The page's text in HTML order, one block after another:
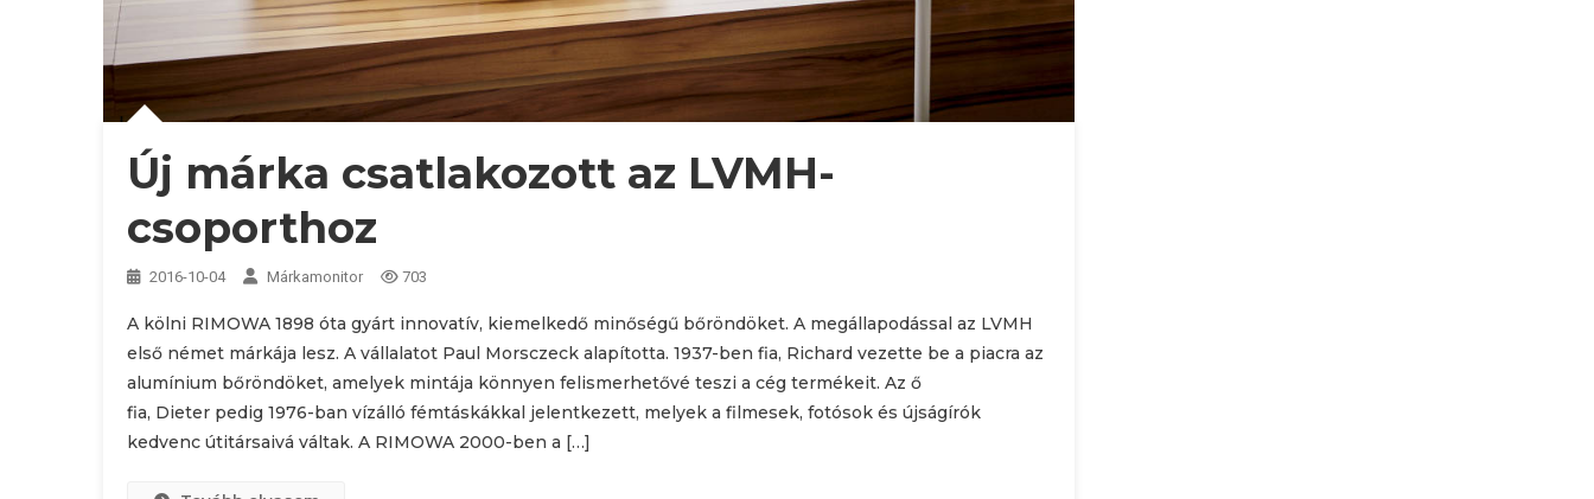
Új márka csatlakozott az LVMH-
csoporthoz
2016-10-04 Márkamonitor 703
A kölni RIMOWA 1898 óta gyárt innovatív, kiemelkedő minőségű bőröndöket. A megállapodással az LVMH
első német márkája lesz. A vállalatot Paul Morsczeck alapította. 1937-ben fia, Richard vezette be a piacra az
alumínium bőröndöket, amelyek mintája könnyen felismerhetővé teszi a cég termékeit. Az ő
fia, Dieter pedig 1976-ban vízálló fémtáskákkal jelentkezett, melyek a filmesek, fotósok és újságírók
kedvenc útitársaivá váltak. A RIMOWA 2000-ben a […]